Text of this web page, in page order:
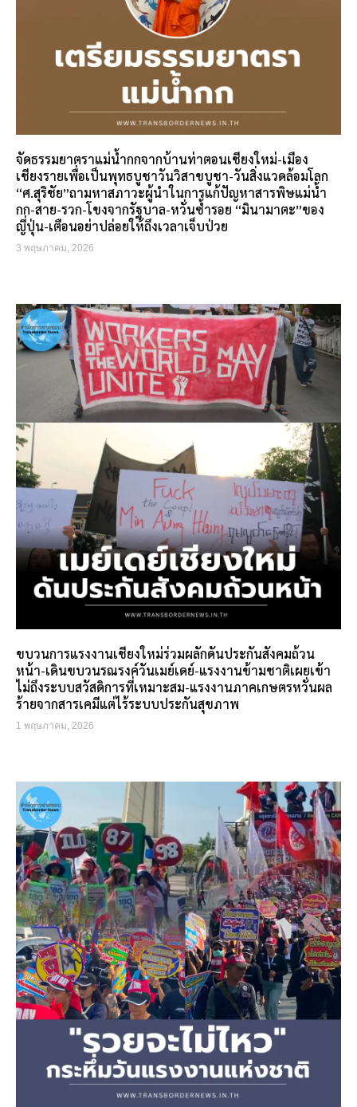
จัดธรรมยาตราแม่น้ำกกจากบ้านท่าตอนเชียงใหม่-เมือง
เชียงรายเพื่อเป็นพุทธบูชาวันวิสาขบูชา-วันสิ่งแวดล้อมโลก
“ศ.สุริชัย”ถามหาสภาวะผู้นำในการแก้ปัญหาสารพิษแม่น้ำ
กก-สาย-รวก-โขงจากรัฐบาล-หวั่นซ้ำรอย “มินามาตะ”ของ
ญี่ปุ่น-เตือนอย่าปล่อยให้ถึงเวลาเจ็บป่วย
3 พฤษภาคม, 2026
ขบวนการแรงงานเชียงใหม่ร่วมผลักดันประกันสังคมถ้วน
หน้า-เดินขบวนรณรงค์วันเมย์เดย์-แรงงานข้ามชาติเผยเข้า
ไม่ถึงระบบสวัสดิการที่เหมาะสม-แรงงานภาคเกษตรหวั่นผล
ร้ายจากสารเคมีแต่ไร้ระบบประกันสุขภาพ
1 พฤษภาคม, 2026